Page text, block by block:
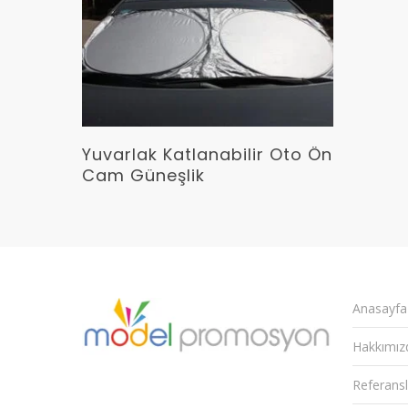
Devamını Oku
Yuvarlak Katlanabilir Oto Ön
Cam Güneşlik
Anasayfa